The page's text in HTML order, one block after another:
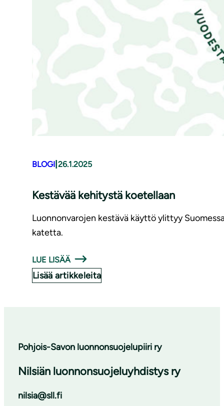
BLOGI 26.1.2025
Kestävää kehitystä koetellaan
Luonnonvarojen kestävä käyttö ylittyy
katetta.
LUE LISÄÄ
Lisää artikkeleita
Pohjois-Savon luonnonsuojelupiiri ry
Nilsiän luonnonsuojeluyhdistys ry
nilsia@sll.fi